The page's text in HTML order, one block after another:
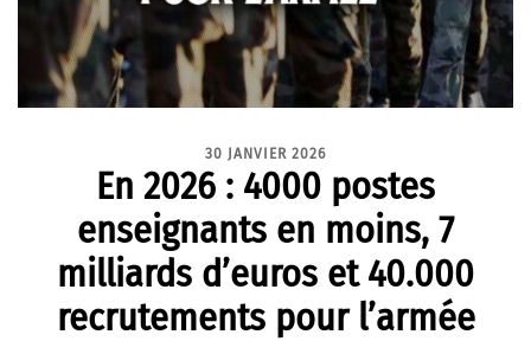
30 JANVIER 2026
En 2026 : 4000 postes
enseignants en moins, 7
milliards d’euros et 40.000
recrutements pour l’armée